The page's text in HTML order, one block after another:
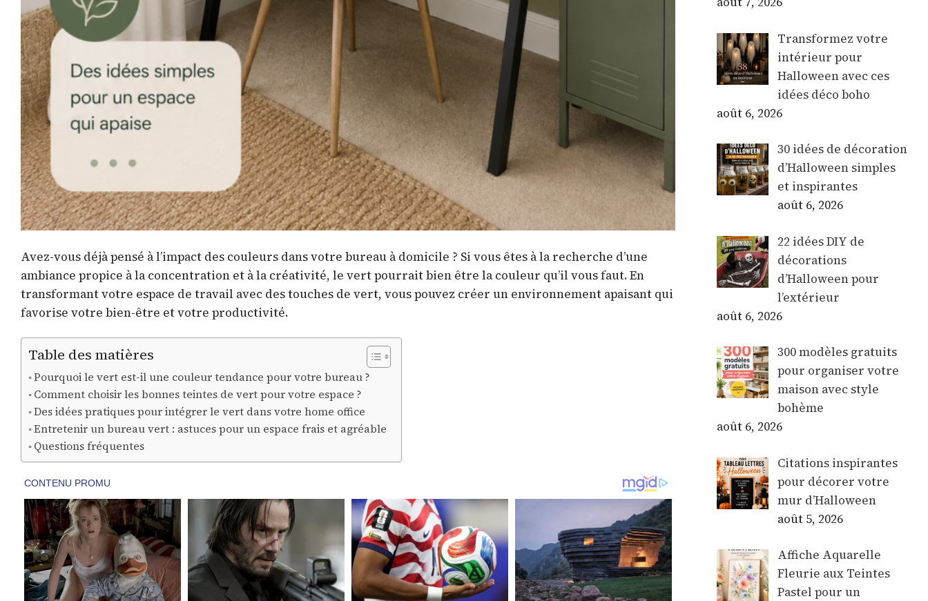
Avez-vous déjà pensé à l’impact des couleurs dans votre bureau à domicile ? Si vous êtes à la recherche d’une
ambiance propice à la concentration et à la créativité, le vert pourrait bien être la couleur qu’il vous faut. En
transformant votre espace de travail avec des touches de vert, vous pouvez créer un environnement apaisant qui
favorise votre bien-être et votre productivité.
Table des matières
Pourquoi le vert est-il une couleur tendance pour votre bureau ?
Comment choisir les bonnes teintes de vert pour votre espace ?
Des idées pratiques pour intégrer le vert dans votre home office
Entretenir un bureau vert : astuces pour un espace frais et agréable
Questions fréquentes
Transformez votre
intérieur pour
Halloween avec ces
idées déco boho
août 6, 2026
30 idées de décoration
d’Halloween simples
et inspirantes
août 6, 2026
22 idées DIY de
décorations
d’Halloween pour
l’extérieur
août 6, 2026
300 modèles gratuits
pour organiser votre
maison avec style
bohème
août 6, 2026
Citations inspirantes
pour décorer votre
mur d’Halloween
août 5, 2026
Affiche Aquarelle
Fleurie aux Teintes
Pastel pour un